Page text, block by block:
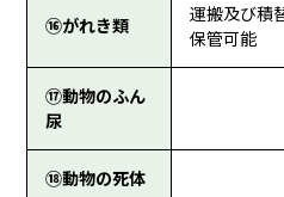
⑯がれき類
運搬及び積
保管可能
⑰動物のふん
尿
⑱動物の死体